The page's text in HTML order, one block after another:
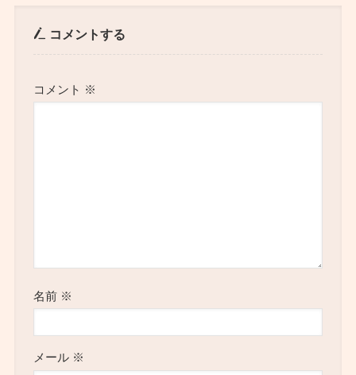
コメントする
コメント ※
名前 ※
メール ※